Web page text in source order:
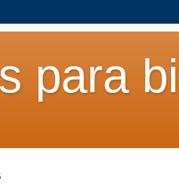
para